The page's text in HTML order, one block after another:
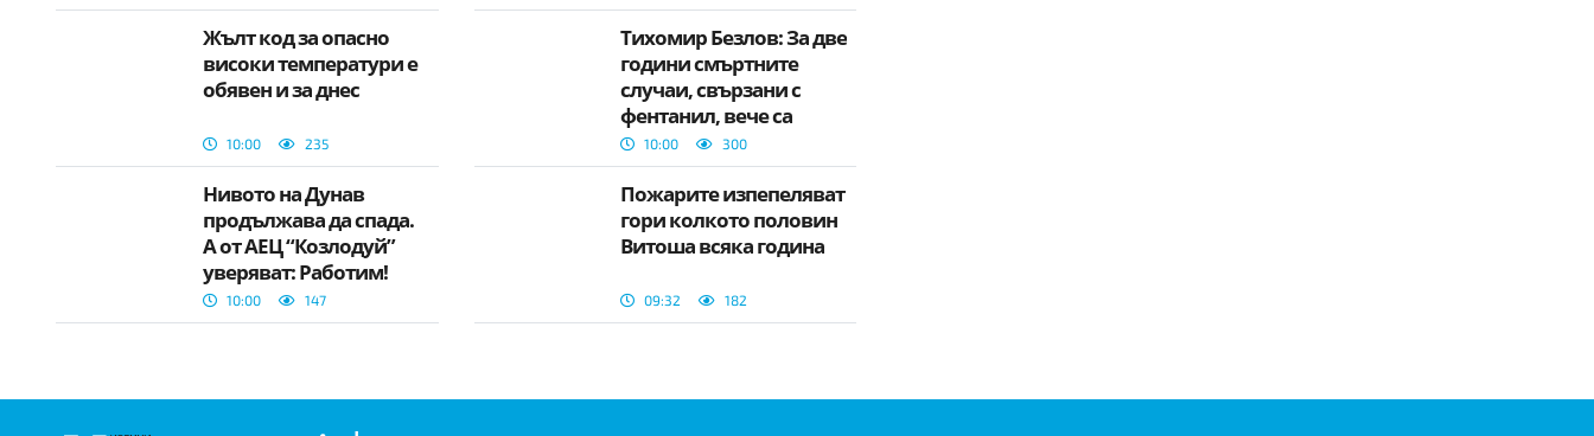
Жълт код за опасно
високи температури е
обявен и за днес
10:00 235
Тихомир Безлов: За две
години смъртните
случаи, свързани с
фентанил, вече са
десетки
10:00 300
Нивото на Дунав
продължава да спада.
А от АЕЦ “Козлодуй”
уверяват: Работим!
10:00 147
Пожарите изпепеляват
гори колкото половин
Витоша всяка година
09:32 182